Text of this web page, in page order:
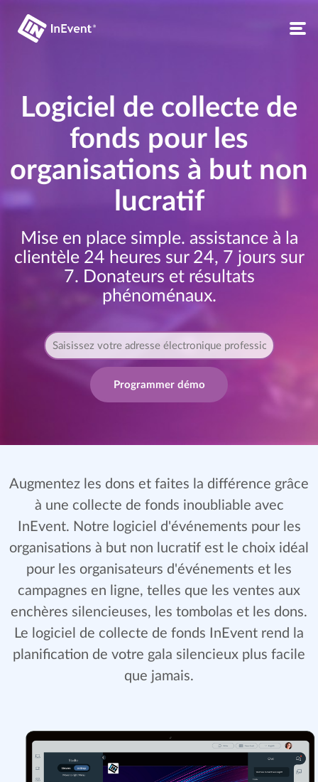
Logiciel de collecte de
fonds pour les
organisations à but non
lucratif
Mise en place simple. assistance à la
clientèle 24 heures sur 24, 7 jours sur
7. Donateurs et résultats
phénoménaux.
Programmer démo
Augmentez les dons et faites la différence grâce
à une collecte de fonds inoubliable avec
InEvent. Notre logiciel d'événements pour les
organisations à but non lucratif est le choix idéal
pour les organisateurs d'événements et les
campagnes en ligne, telles que les ventes aux
enchères silencieuses, les tombolas et les dons.
Le logiciel de collecte de fonds InEvent rend la
planification de votre gala silencieux plus facile
que jamais.